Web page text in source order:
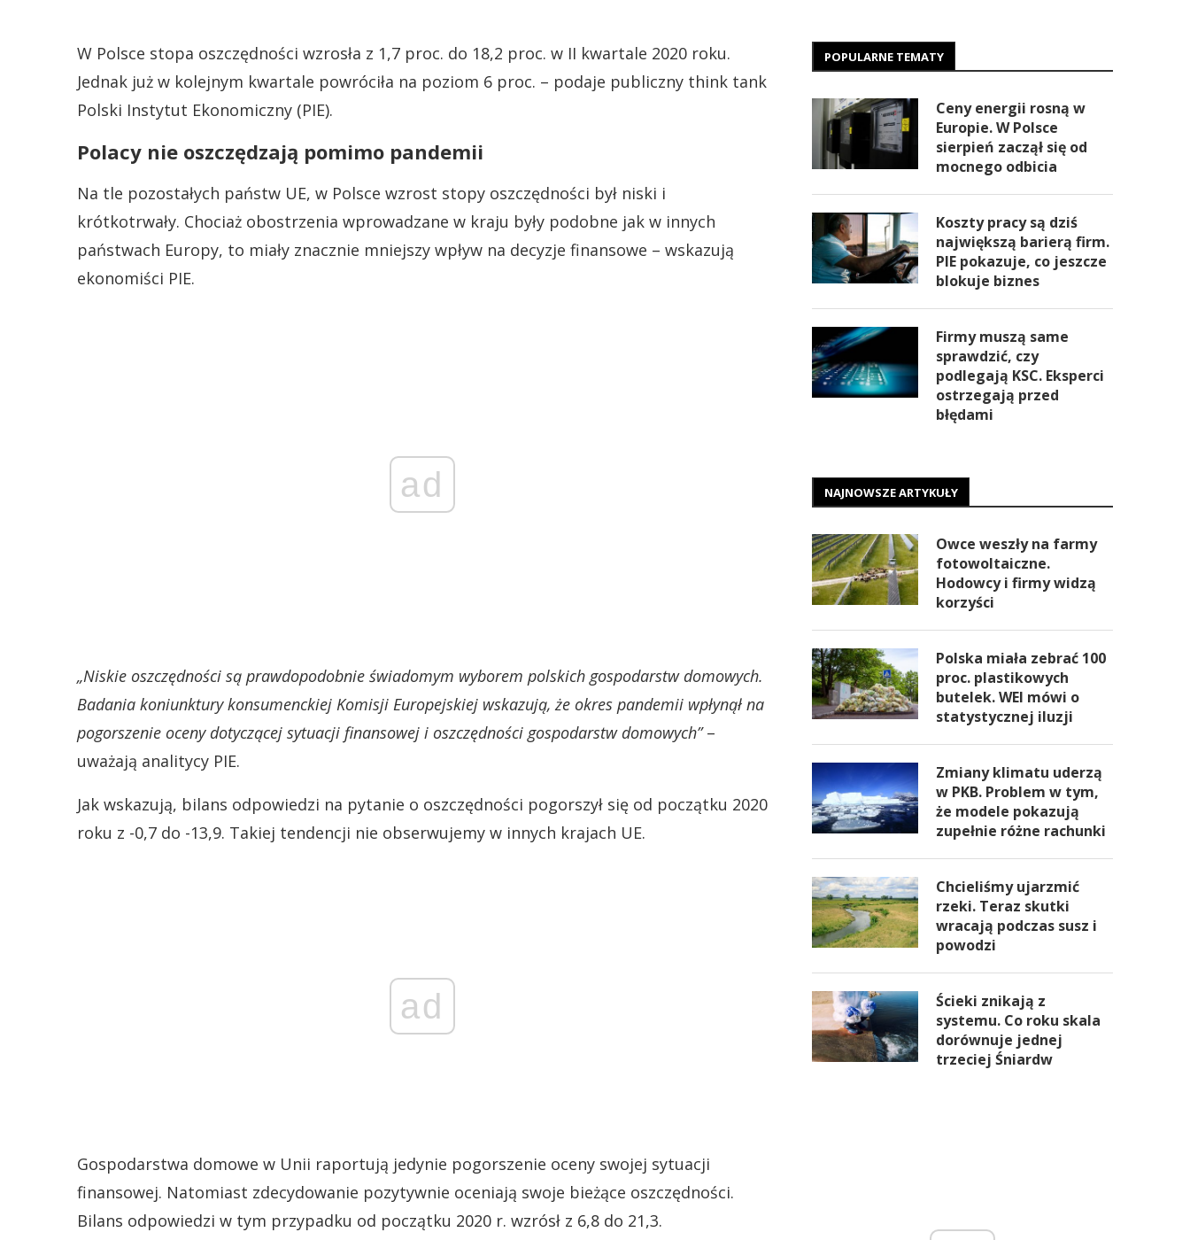
W Polsce stopa oszczędności wzrosła z 1,7 proc. do 18,2 proc. w II kwartale 2020 roku.
Jednak już w kolejnym kwartale powróciła na poziom 6 proc. – podaje publiczny think tank
Polski Instytut Ekonomiczny (PIE).
Polacy nie oszczędzają pomimo pandemii
Na tle pozostałych państw UE, w Polsce wzrost stopy oszczędności był niski i
krótkotrwały. Chociaż obostrzenia wprowadzane w kraju były podobne jak w innych
państwach Europy, to miały znacznie mniejszy wpływ na decyzje finansowe – wskazują
ekonomiści PIE.
ad
„Niskie oszczędności są prawdopodobnie świadomym wyborem polskich gospodarstw domowych.
Badania koniunktury konsumenckiej Komisji Europejskiej wskazują, że okres pandemii wpłynął na
pogorszenie oceny dotyczącej sytuacji finansowej i oszczędności gospodarstw domowych”–
uważają analitycy PIE.
Jak wskazują, bilans odpowiedzi na pytanie o oszczędności pogorszył się od początku 2020
roku z -0,7 do -13,9. Takiej tendencji nie obserwujemy w innych krajach UE.
ad
Gospodarstwa domowe w Unii raportują jedynie pogorszenie oceny swojej sytuacji
finansowej. Natomiast zdecydowanie pozytywnie oceniają swoje bieżące oszczędności.
Bilans odpowiedzi w tym przypadku od początku 2020 r. wzrósł z 6,8 do 21,3.
POPULARNE TEMATY
Ceny energii rosną w
Europie. W Polsce
sierpień zaczął się od
mocnego odbicia
Koszty pracy są dziś
największą barierą firm.
PIE pokazuje, co jeszcze
blokuje biznes
Firmy muszą same
sprawdzić, czy
podlegają KSC. Eksperci
ostrzegają przed
błędami
NAJNOWSZE ARTYKUŁY
Owce weszły na farmy
fotowoltaiczne.
Hodowcy i firmy widzą
korzyści
Polska miała zebrać 100
proc. plastikowych
butelek. WEI mówi o
statystycznej iluzji
Zmiany klimatu uderzą
w PKB. Problem w tym,
że modele pokazują
zupełnie różne rachunki
Chcieliśmy ujarzmić
rzeki. Teraz skutki
wracają podczas susz i
powodzi
Ścieki znikają z
systemu. Co roku skala
dorównuje jednej
trzeciej Śniardw